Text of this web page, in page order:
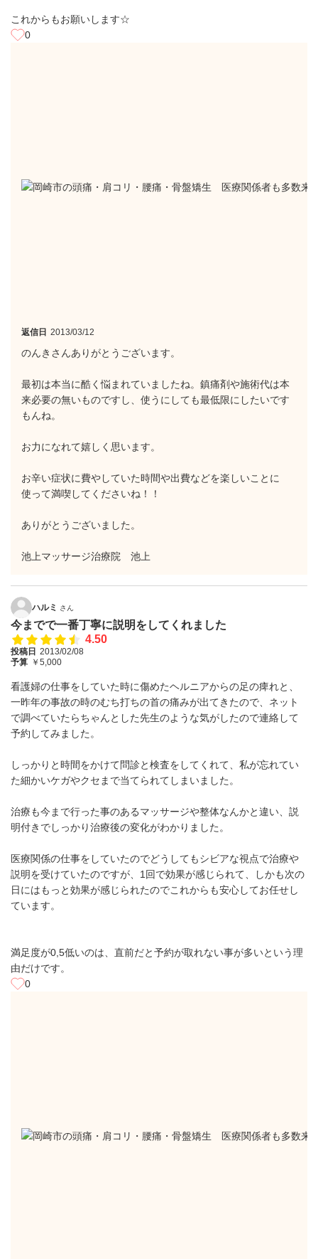
これからもお願いします☆
0
返信日 2013/03/12
のんきさんありがとうございます。
最初は本当に酷く悩まれていましたね。鎮痛剤や施術代は本
来必要の無いものですし、使うにしても最低限にしたいです
もんね。
お力になれて嬉しく思います。
お辛い症状に費やしていた時間や出費などを楽しいことに
使って満喫してくださいね！！
ありがとうございました。
池上マッサージ治療院 池上
ハルミ さん
今までで一番丁寧に説明をしてくれました
4.50
投稿日 2013/02/08
予算 ￥5,000
看護婦の仕事をしていた時に傷めたヘルニアからの足の痺れと、
一昨年の事故の時のむち打ちの首の痛みが出てきたので、ネット
で調べていたらちゃんとした先生のような気がしたので連絡して
予約してみました。
しっかりと時間をかけて問診と検査をしてくれて、私が忘れてい
た細かいケガやクセまで当てられてしまいました。
治療も今まで行った事のあるマッサージや整体なんかと違い、説
明付きでしっかり治療後の変化がわかりました。
医療関係の仕事をしていたのでどうしてもシビアな視点で治療や
説明を受けていたのですが、1回で効果が感じられて、しかも次の
日にはもっと効果が感じられたのでこれからも安心してお任せし
ています。
満足度が0,5低いのは、直前だと予約が取れない事が多いという理
由だけです。
0